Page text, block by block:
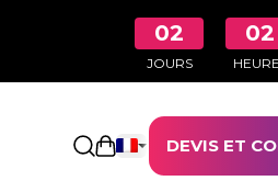
02
JOURS
02
Ouvrir le panier
DEVIS ET